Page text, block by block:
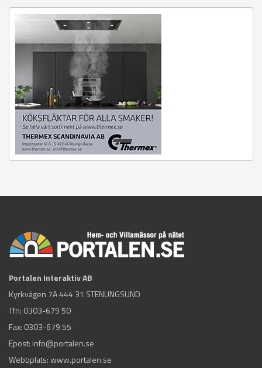
Portalen Interaktiv AB
Kyrkvägen 7A 444 31 STENUNGSUND
Tfn: 0303-679 50
Fax: 0303-679 55
Epost: info@portalen.se
Webbplats: www.portalen.se